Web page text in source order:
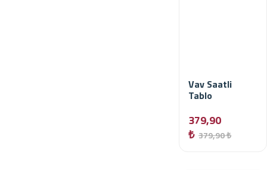
Vav Saatli
Tablo
379,90
₺ 379,90 ₺